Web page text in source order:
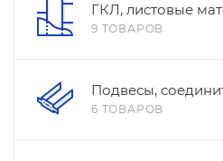
ГКЛ, листовые
9 ТОВАРОВ
Подвесы,
6 ТОВАРОВ